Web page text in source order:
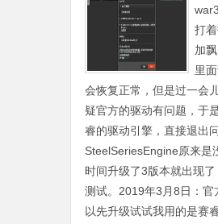
打
加
里
会恢复正常，但是过一会
疑官方的驱动有问题，于
睿的驱动引擎，直接退出
SteelSeriesEngine原来是
时间升级了3版本就出现
测试。2019年3月8日：
以先升级试试我用的是赛